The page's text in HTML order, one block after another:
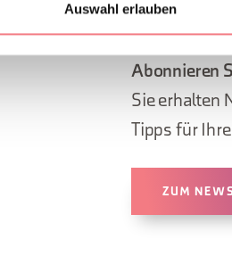
Auswahl erlauben
Abonnieren
Sie erhalten
Tipps für
ZUM